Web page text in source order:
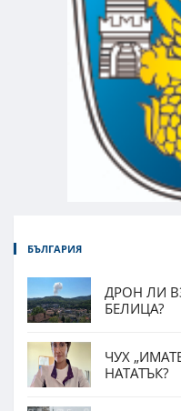
БЪЛГАРИЯ
ДРОН ЛИ
БЕЛИЦА?
ЧУХ
НАТАТЪК?